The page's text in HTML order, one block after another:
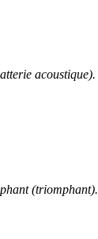
acoustique).
(triomphant).